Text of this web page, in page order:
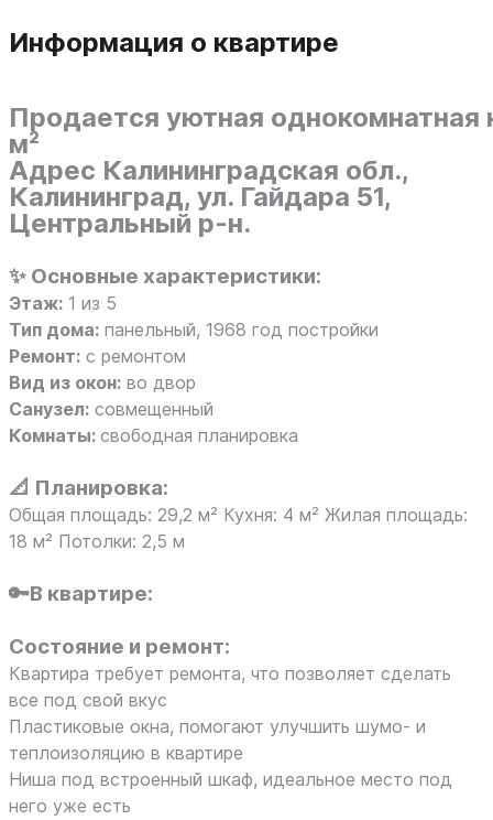
Информация о квартире
Продается уютная однокомнатная
м²
Адрес Калининградская обл.,
Калининград, ул. Гайдара 51,
Центральный р-н.
✨ Основные характеристики:
Этаж: 1 из 5
Тип дома: панельный, 1968 год постройки
Ремонт: с ремонтом
Вид из окон: во двор
Санузел: совмещенный
Комнаты: свободная планировка
📐 Планировка:
Общая площадь: 29,2 м² Кухня: 4 м² Жилая площадь:
18 м² Потолки: 2,5 м
🔑В квартире:
Состояние и ремонт:
Квартира требует ремонта, что позволяет сделать
все под свой вкус
Пластиковые окна, помогают улучшить шумо- и
теплоизоляцию в квартире
Ниша под встроенный шкаф, идеальное место под
него уже есть